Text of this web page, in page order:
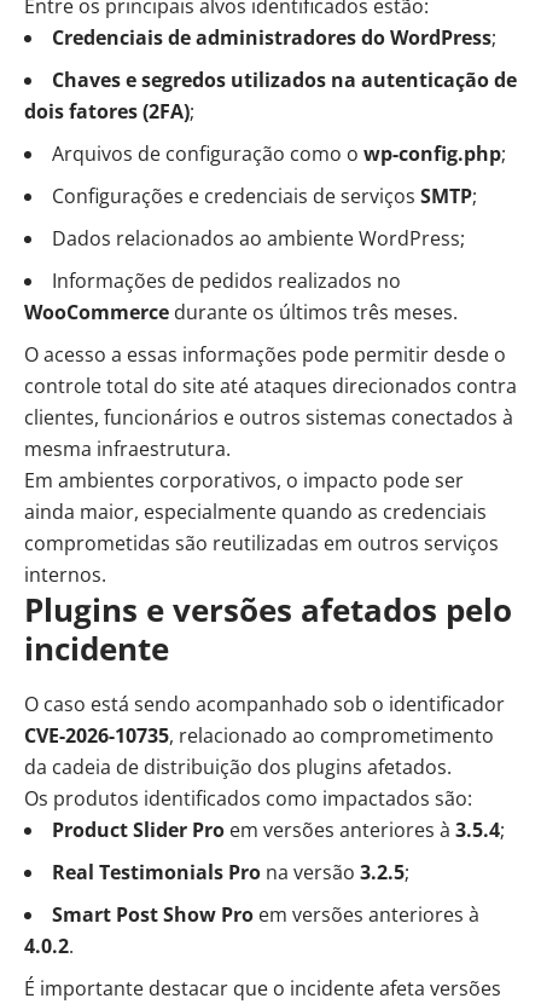
Entre os principais alvos identificados estão:
Credenciais de administradores do WordPress;
Chaves e segredos utilizados na autenticação de
dois fatores (2FA);
Arquivos de configuração como o wp-config.php;
Configurações e credenciais de serviços SMTP;
Dados relacionados ao ambiente WordPress;
Informações de pedidos realizados no
WooCommerce durante os últimos três meses.
O acesso a essas informações pode permitir desde o
controle total do site até ataques direcionados contra
clientes, funcionários e outros sistemas conectados à
mesma infraestrutura.
Em ambientes corporativos, o impacto pode ser
ainda maior, especialmente quando as credenciais
comprometidas são reutilizadas em outros serviços
internos.
Plugins e versões afetados pelo
incidente
O caso está sendo acompanhado sob o identificador
CVE-2026-10735, relacionado ao comprometimento
da cadeia de distribuição dos plugins afetados.
Os produtos identificados como impactados são:
Product Slider Pro em versões anteriores à 3.5.4;
Real Testimonials Pro na versão 3.2.5;
Smart Post Show Pro em versões anteriores à
4.0.2.
É importante destacar que o incidente afeta versões